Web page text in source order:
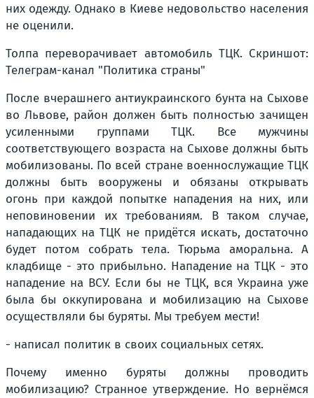
них одежду. Однако в Киеве недовольство населения
не оценили.
Толпа переворачивает автомобиль ТЦК. Скриншот:
Телеграм-канал "Политика страны"
После вчерашнего антиукраинского бунта на Сыхове
во Львове, район должен быть полностью зачищен
усиленными группами ТЦК. Все мужчины
соответствующего возраста на Сыхове должны быть
мобилизованы. По всей стране военнослужащие ТЦК
должны быть вооружены и обязаны открывать
огонь при каждой попытке нападения на них, или
неповиновении их требованиям. В таком случае,
нападающих на ТЦК не придётся искать, достаточно
будет потом собрать тела. Тюрьма аморальна. А
кладбище - это прибыльно. Нападение на ТЦК - это
нападение на ВСУ. Если бы не ТЦК, вся Украина уже
была бы оккупирована и мобилизацию на Сыхове
осуществляли бы буряты. Мы требуем мести!
- написал политик в своих социальных сетях.
Почему именно буряты должны проводить
мобилизацию? Странное утверждение. Но вернёмся